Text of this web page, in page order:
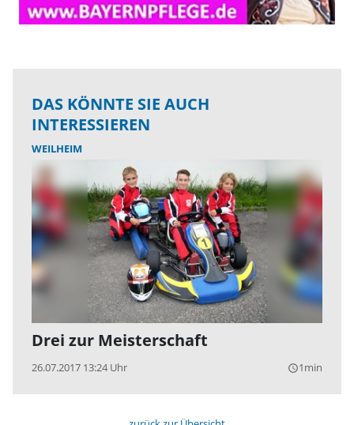
DAS KÖNNTE SIE AUCH
INTERESSIEREN
WEILHEIM
Drei zur Meisterschaft
26.07.2017 13:24 Uhr query_builder1min